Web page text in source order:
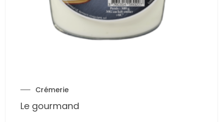
Crémerie
Le gourmand